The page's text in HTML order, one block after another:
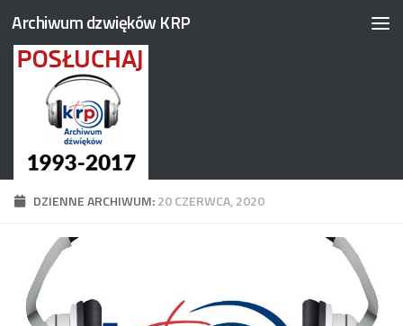
Przejdź do treści
Archiwum dzwięków KRP
DZIENNE ARCHIWUM:20 CZERWCA, 2020